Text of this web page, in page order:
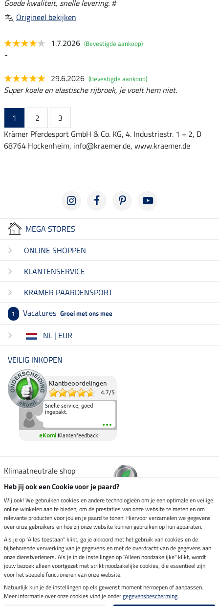
Goede kwaliteit, snelle levering. #
Origineel bekijken
1.7.2026 (Bevestigde aankoop)
-
29.6.2026 (Bevestigde aankoop)
Super koele en elastische rijbroek, je voelt hem niet.
1 2
3
Krämer Pferdesport GmbH & Co. KG, 4. Industriestr. 1 + 2, D
68764 Hockenheim, info@kraemer.de, www.kraemer.de
MEGA STORES
ONLINE SHOPPEN
KLANTENSERVICE
KRAMER PAARDENSPORT
1 Vacatures Groei met ons mee
NL | EUR
VEILIG INKOPEN
Klantbeoordelingen
4.7/5
Snelle service, goed
ingepakt.
eKomi Klantenfeedback
Klimaatneutrale shop
Verzending per
Veilig betalen met
Impressum
Laatste update op 10.08.2026 om 06:55 uur
Heb jij ook een Cookie voor je paard?
Wij ook! We gebruiken cookies en andere technologieën om je een optimale en veilige
online winkelen aan te bieden, om de prestaties van onze website te meten en om
relevante producten voor jou en je paard te tonen! Hiervoor verzamelen we gegevens
over onze gebruikers en hoe zij onze website kunnen gebruiken op hun apparaten.
Als je op "Alles toestaan" klikt, ga je akkoord met het gebruik van cookies en de
bijbehorende verwerking van je gegevens en met de overdracht van de gegevens aan
onze dienstverleners. Als je in de instellingen op "Alleen noodzakelijke" klikt, wordt
jouw bezoek alleen voortgezet met strikt noodzakelijke cookies, die essentieel zijn
voor het soepele functioneren van onze website.
Natuurlijk kun je de instellingen op elk gewenst moment herroepen of aanpassen.
Meer informatie over onze cookies vind je ondergegevensbescherming.